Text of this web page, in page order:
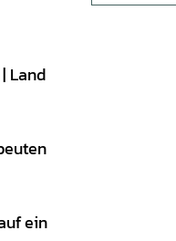
Land
ein